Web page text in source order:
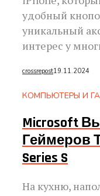
удобный
уникальный
интерес у
crossrepost19.11.2024
КОМПЬЮТЕРЫ И
Microsoft
Геймеров
Series S
На кухню,